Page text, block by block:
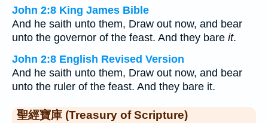
John 2:8 King James Bible
And he saith unto them, Draw out now, and bear
unto the governor of the feast. And they bare it.
John 2:8 English Revised Version
And he saith unto them, Draw out now, and bear
unto the ruler of the feast. And they bare it.
聖經寶庫 (Treasury of Scripture)